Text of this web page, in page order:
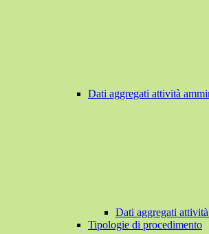
Dati aggregati attività
Dati aggregati
Tipologie di procedimento